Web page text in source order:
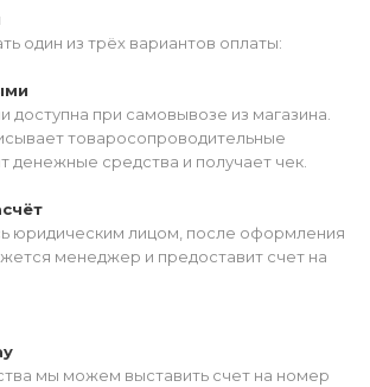
один из трёх вариантов оплаты:
доступна при самовывозе из магазина.
товаросопроводительные
денежные средства и получает чек.
юридическим лицом, после оформления
менеджер и предоставит счет на
мы можем выставить счет на номер